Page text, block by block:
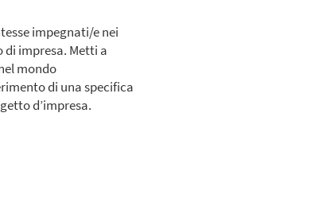
impegnati/e nei
di impresa. Metti a
mondo
di una specifica
d’impresa.